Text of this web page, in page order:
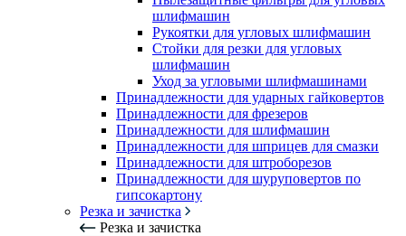
шлифмашин
Рукоятки для угловых шлифмашин
Стойки для резки для угловых
шлифмашин
Уход за угловыми шлифмашинами
Принадлежности для ударных гайковертов
Принадлежности для фрезеров
Принадлежности для шлифмашин
Принадлежности для шприцев для смазки
Принадлежности для штроборезов
Принадлежности для шуруповертов по
гипсокартону
Резка и зачистка
Резка и зачистка